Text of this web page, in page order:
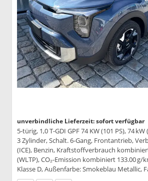
unverbindliche Lieferzeit: sofort verfügbar
5-türig, 1,0 T-GDI GPF 74 KW (101 PS), 74 kW
3 Zylinder, Schalt. 6-Gang, Frontantrieb,
(ICE), Benzin, Kraftstoffverbrauch
(WLTP), CO₂-Emission kombiniert 133.00 g/
Klasse D, Außenfarbe: Smokeblau Metallic,